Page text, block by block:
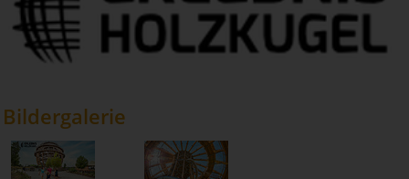
Bildergalerie